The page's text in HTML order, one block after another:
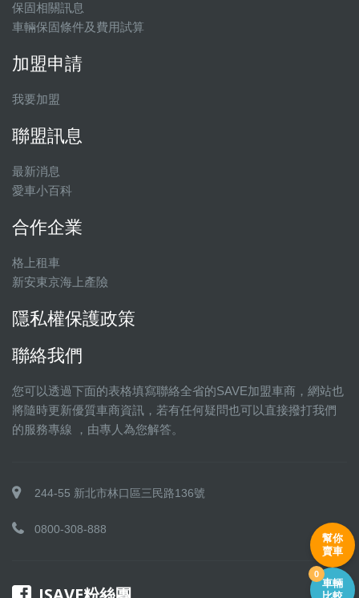
保固相關訊息
車輛保固條件及費用試算
加盟申請
我要加盟
聯盟訊息
最新消息
愛車小百科
合作企業
格上租車
新安東京海上產險
隱私權保護政策
聯絡我們
您可以透過下面的表格填寫聯絡全省的SAVE加盟車商，網站也
將隨時更新優質車商資訊，若有任何疑問也可以直接撥打我們
的服務專線 ，由專人為您解答。
244-55 新北市林口區三民路136號
0800-308-888
幫你
賣車
車輛
0